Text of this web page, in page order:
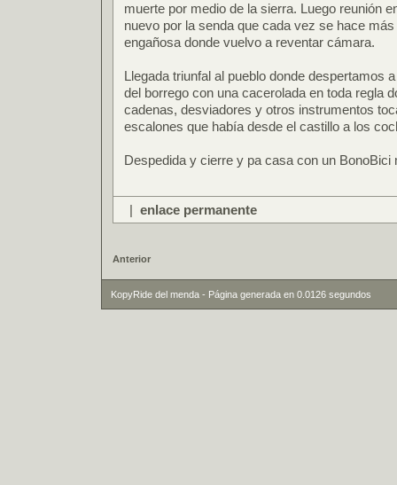
muerte por medio de la sierra. Luego reunión
nuevo por la senda que cada vez se hace
engañosa donde vuelvo a reventar cámara.
Llegada triunfal al pueblo donde despertamos
del borrego con una cacerolada en toda regla
cadenas, desviadores y otros instrumentos
escalones que había desde el castillo a los
Despedida y cierre y pa casa con un
| enlace permanente
Anterior
KopyRide del menda - Página generada en 0.0126 segundos